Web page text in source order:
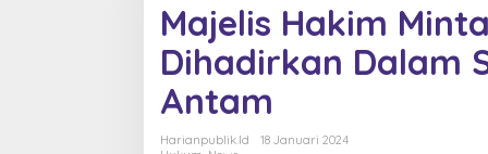
e
l
a
Majelis Hakim
Dihadirkan Dalam
Antam
Harianpublik.id
18 Januari 2024